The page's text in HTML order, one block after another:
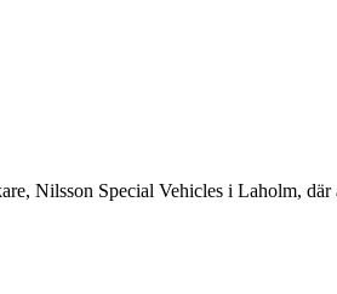
Nilsson Special Vehicles i Laholm,